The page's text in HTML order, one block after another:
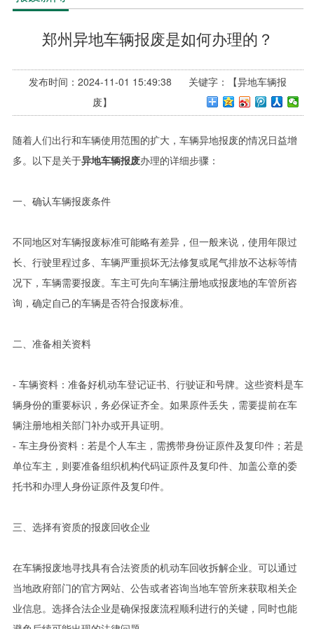
郑州异地车辆报废是如何办理的？
发布时间：2024-11-01 15:49:38 关键字：【异地车辆报
废】
随着人们出行和车辆使用范围的扩大，车辆异地报废的情况日益增
多。以下是关于异地车辆报废办理的详细步骤：
一、确认车辆报废条件
不同地区对车辆报废标准可能略有差异，但一般来说，使用年限过
长、行驶里程过多、车辆严重损坏无法修复或尾气排放不达标等情
况下，车辆需要报废。车主可先向车辆注册地或报废地的车管所咨
询，确定自己的车辆是否符合报废标准。
二、准备相关资料
- 车辆资料：准备好机动车登记证书、行驶证和号牌。这些资料是车
辆身份的重要标识，务必保证齐全。如果原件丢失，需要提前在车
辆注册地相关部门补办或开具证明。
- 车主身份资料：若是个人车主，需携带身份证原件及复印件；若是
单位车主，则要准备组织机构代码证原件及复印件、加盖公章的委
托书和办理人身份证原件及复印件。
三、选择有资质的报废回收企业
在车辆报废地寻找具有合法资质的机动车回收拆解企业。可以通过
当地政府部门的官方网站、公告或者咨询当地车管所来获取相关企
业信息。选择合法企业是确保报废流程顺利进行的关键，同时也能